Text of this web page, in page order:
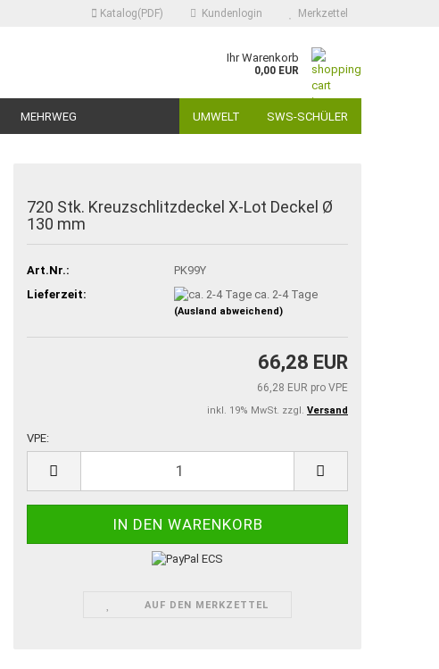
Katalog(PDF) Kundenlogin Merkzettel
Ihr Warenkorb
0,00 EUR
MEHRWEG UMWELT SWS-SCHÜLER
720 Stk. Kreuzschlitzdeckel X-Lot Deckel Ø
130 mm
Art.Nr.:
PK99Y
Lieferzeit:
ca. 2-4 Tage
(Ausland abweichend)
66,28 EUR
66,28 EUR pro VPE
inkl. 19% MwSt. zzgl. Versand
VPE:
AUF DEN MERKZETTEL